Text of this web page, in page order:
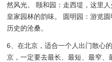
然风光。 颐和园：走西堤，这里
皇家园林的韵味。 圆明园：游览
历史的沧桑。
6、在北京，适合一个人出门散心
京，一定要去最长、最短、最窄